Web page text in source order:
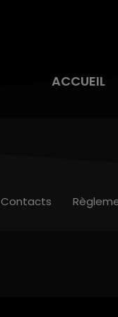
ACCUEIL
Contacts